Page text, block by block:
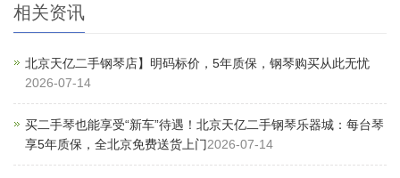
相关资讯
北京天亿二手钢琴店】明码标价，5年质保，钢琴购买从此无忧
2026-07-14
买二手琴也能享受“新车”待遇！北京天亿二手钢琴乐器城：每台琴
享5年质保，全北京免费送货上门2026-07-14